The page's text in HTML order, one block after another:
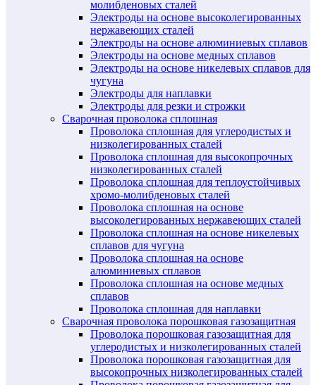
молибденовых сталей
Электроды на основе высоколегированных
нержавеющих сталей
Электроды на основе алюминиевых сплавов
Электроды на основе медных сплавов
Электроды на основе никелевых сплавов для
чугуна
Электроды для наплавки
Электроды для резки и строжки
Сварочная проволока сплошная
Проволока сплошная для углеродистых и
низколегированных сталей
Проволока сплошная для высокопрочных
низколегированных сталей
Проволока сплошная для теплоустойчивых
хромо-молибденовых сталей
Проволока сплошная на основе
высоколегированных нержавеющих сталей
Проволока сплошная на основе никелевых
сплавов для чугуна
Проволока сплошная на основе
алюминиевых сплавов
Проволока сплошная на основе медных
сплавов
Проволока сплошная для наплавки
Сварочная проволока порошковая газозащитная
Проволока порошковая газозащитная для
углеродистых и низколегированных сталей
Проволока порошковая газозащитная для
высокопрочных низколегированных сталей